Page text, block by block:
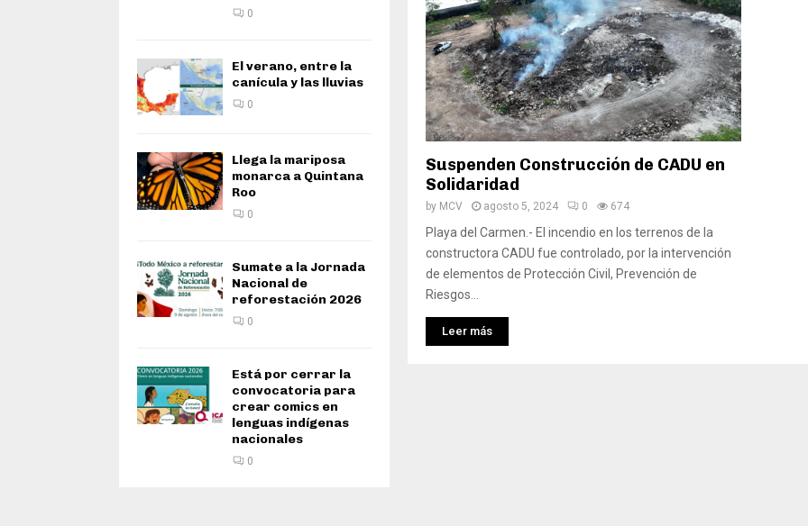
Suspenden Construcción de CADU en
Solidaridad
by MCV agosto 5, 2024 0 674
Playa del Carmen.- El incendio en los terrenos de la
constructora CADU fue controlado, por la intervención
de elementos de Protección Civil, Prevención de
Riesgos...
Leer más
0
El verano, entre la
canícula y las lluvias
0
Llega la mariposa
monarca a Quintana
Roo
0
Sumate a la Jornada
Nacional de
reforestación 2026
0
Está por cerrar la
convocatoria para
crear comics en
lenguas indígenas
nacionales
0